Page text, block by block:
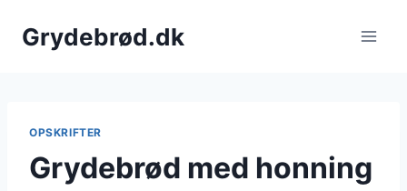
Grydebrød.dk
OPSKRIFTER
Grydebrød med honning